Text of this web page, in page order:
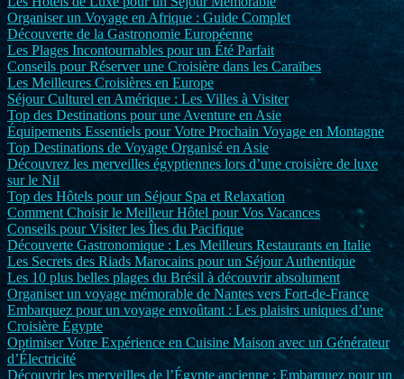
Organiser un Voyage en Afrique : Guide Complet
Découverte de la Gastronomie Européenne
Les Plages Incontournables pour un Été Parfait
Conseils pour Réserver une Croisière dans les Caraïbes
Les Meilleures Croisières en Europe
Séjour Culturel en Amérique : Les Villes à Visiter
Top des Destinations pour une Aventure en Asie
Équipements Essentiels pour Votre Prochain Voyage en Montagne
Top Destinations de Voyage Organisé en Asie
Découvrez les merveilles égyptiennes lors d’une croisière de luxe
sur le Nil
Top des Hôtels pour un Séjour Spa et Relaxation
Comment Choisir le Meilleur Hôtel pour Vos Vacances
Conseils pour Visiter les Îles du Pacifique
Découverte Gastronomique : Les Meilleurs Restaurants en Italie
Les Secrets des Riads Marocains pour un Séjour Authentique
Les 10 plus belles plages du Brésil à découvrir absolument
Organiser un voyage mémorable de Nantes vers Fort-de-France
Embarquez pour un voyage envoûtant : Les plaisirs uniques d’une
Croisière Égypte
Optimiser Votre Expérience en Cuisine Maison avec un Générateur
d’Électricité
Découvrir les merveilles de l’Égypte ancienne : Embarquez pour un